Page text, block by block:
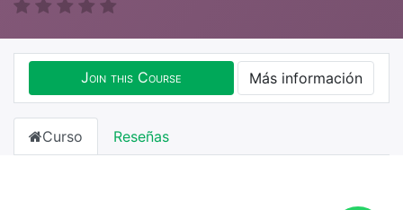
Join this Course Más información
Curso Reseñas